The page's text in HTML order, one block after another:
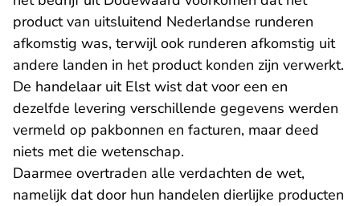
product van uitsluitend Nederlandse runderen
afkomstig was, terwijl ook runderen afkomstig uit
andere landen in het product konden zijn verwerkt.
De handelaar uit Elst wist dat voor een en
dezelfde levering verschillende gegevens werden
vermeld op pakbonnen en facturen, maar deed
niets met die wetenschap.
Daarmee overtraden alle verdachten de wet,
namelijk dat door hun handelen dierlijke producten